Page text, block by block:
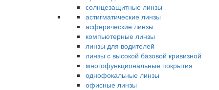
солнцезащитные линзы
астигматические линзы
асферические линзы
компьютерные линзы
линзы для водителей
линзы с высокой базовой кривизной
многофункциональные покрытия
однофокальные линзы
офисные линзы